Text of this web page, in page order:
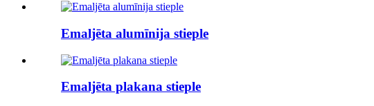
Emaljēta alumīnija stieple
Emaljēta plakana stieple